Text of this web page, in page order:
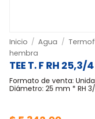
Inicio / Agua /
hembra
TEE T. F RH 25,3/4
Formato de venta:
Diámetro: 25 mm * RH